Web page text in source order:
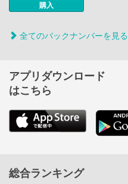
購入
全てのバックナンバーを見る
アプリダウンロード
はこちら
総合ランキング